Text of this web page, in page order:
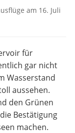
am 16. Juli
für
gar nicht
Wasserstand
aussehen.
den Grünen
Bestätigung
machen.